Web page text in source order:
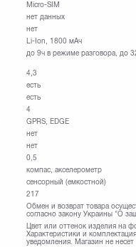
Micro-SIM
нет данных
нет
Li-Ion, 1800 мАч
до 9ч в режиме разговора, до
4,3
есть
есть
4
GPRS, EDGE
нет
нет
0,5
компас, акселерометр
сенсорный (емкостной)
217
Обмен и возврат товара
согласно закону Украины "О
Цвет или оттенок изделия на
Характеристики и
уведомления. Магазин не